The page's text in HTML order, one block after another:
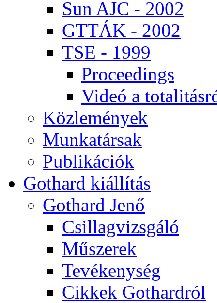
Sun AJC - 2002
GT­TÁK - 2002
TSE - 1999
Pro­ce­e­dings
Vi­deó a
Köz­le­mé­nyek
Mun­ka­tár­sak
Pub­li­ká­ci­ók
Got­hard ki­ál­lí­tás
Got­hard Je­nő
Csil­lag­vizs­gá­ló
Mű­sze­rek
Te­vé­keny­ség
Cik­kek Got­hard­ról